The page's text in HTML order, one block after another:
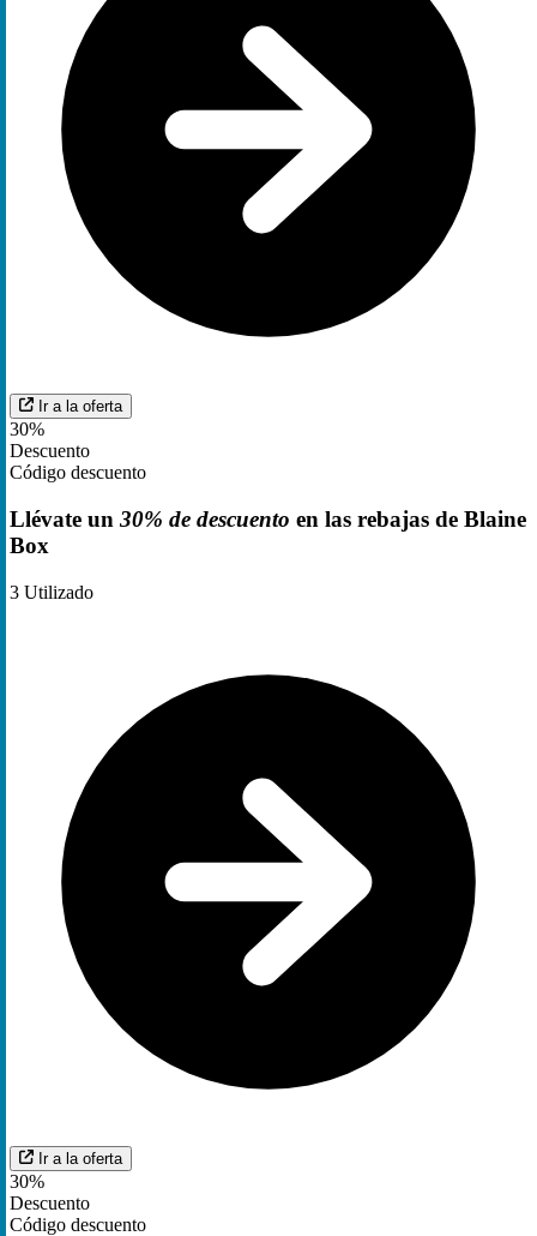
Ir a la oferta
30%
Descuento
Código descuento
Llévate un 30% de descuento en las rebajas de Blaine
Box
3 Utilizado
Ir a la oferta
30%
Descuento
Código descuento